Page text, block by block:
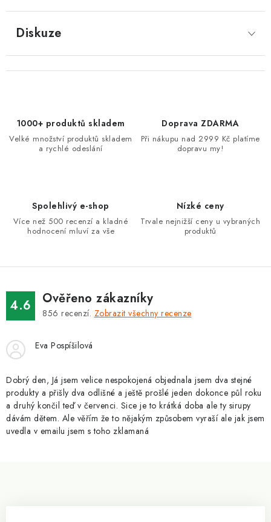
1000+ produktů skladem
Velké množství produktů skladem
a rychlé odeslání
Doprava ZDARMA
Při nákupu nad 2999 Kč platíme
dopravu my!
Spolehlivý e-shop
Více než 500 recenzí a kladné
hodnocení mluví za vše
Nízké ceny
Trvale nejnižší ceny u vybraných
produktů
Diskuze
4.6 Ověřeno zákazníky
856 recenzí. Zobrazit všechny recenze
Eva Pospíšilová
Dobrý den, Já jsem velice nespokojená objednala jsem dva stejné
produkty a přišly dva odlišné a ještě prošlé jeden dokonce půl roku
a druhý končil teď v červenci. Sice je to krátká doba ale ty sirupy
dávám dětem. Ale věřím že to nějakým způsobem vyraší ale jak jsem
uvedla v emailu jsem s toho zklamaná